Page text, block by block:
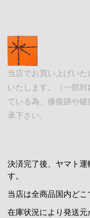
当店でお買い上げい
いたします。（一部
ている為、修復跡や
承下さい。
決済完了後、ヤマト
す。
当店は全商品国内ど
在庫状況により発送